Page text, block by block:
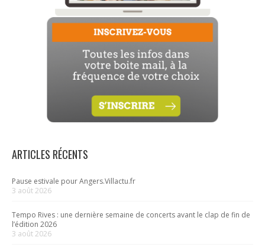
ARTICLES RÉCENTS
Pause estivale pour Angers.Villactu.fr
3 août 2026
Tempo Rives : une dernière semaine de concerts avant le clap de fin de
l’édition 2026
3 août 2026